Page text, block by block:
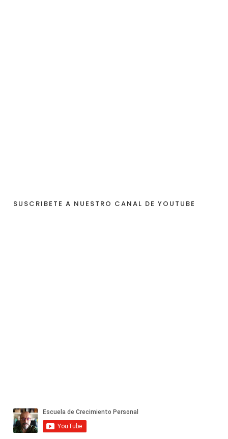
SUSCRIBETE A NUESTRO CANAL DE YOUTUBE